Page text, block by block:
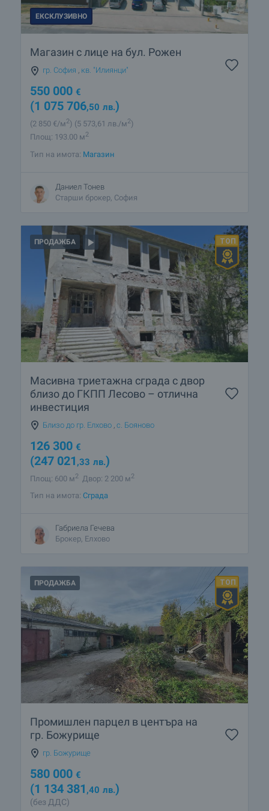
ЕКСКЛУЗИВНО
Магазин с лице на бул. Рожен
гр. София , кв. "Илиянци"
550 000 €
(1 075 706,50 лв.)
(2 850 €/м2) (5 573,61 лв./м2)
Площ: 193.00 м2
Тип на имота: Магазин
Даниел Тонев
Старши брокер, София
ПРОДАЖБА
Масивна триетажна сграда с двор
близо до ГКПП Лесово – отлична
инвестиция
Близо до гр. Елхово с. Бояново
126 300 €
(247 021 ,33 лв.)
Площ: 600 м2 Двор: 2 200 м2
Тип на имота: Сграда
Габриела Гечева
Брокер, Елхово
ПРОДАЖБА
Промишлен парцел в центъра на
гр. Божурище
гр. Божурище
580 000 €
(1 134 381 ,40 лв.)
(без ДДС)